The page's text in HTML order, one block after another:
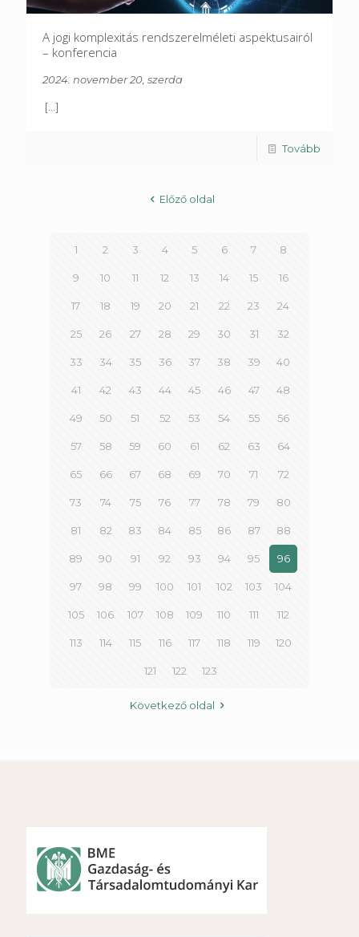
A jogi komplexitás rendszerelméleti aspektusairól
– konferencia
2024. november 20, szerda
[...]
Tovább
Előző oldal
1 2 3 4 5 6 7 8
9 10 11 12 13 14 15 16
17 18 19 20 21 22 23 24
25 26 27 28 29 30 31 32
33 34 35 36 37 38 39 40
41 42 43 44 45 46 47 48
49 50 51 52 53 54 55 56
57 58 59 60 61 62 63 64
65 66 67 68 69 70 71 72
73 74 75 76 77 78 79 80
81 82 83 84 85 86 87 88
89 90 91 92 93 94 95 96
97 98 99 100 101 102 103 104
105 106 107 108 109 110 111 112
113 114 115 116 117 118 119 120
121 122 123
Következő oldal